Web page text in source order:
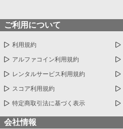
ご利用について
利用規約
アルファコイン利用規約
レンタルサービス利用規約
スコア利用規約
特定商取引法に基づく表示
会社情報